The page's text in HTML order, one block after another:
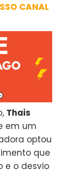
CANAL
Thais
em um
optou
que
e o desvio